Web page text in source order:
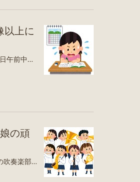
以上に
夏休みが始まって、あっという間に1週間。娘は毎日午前中は吹奏楽部の練習🎵さらに先週の金曜日からは夏期講習もスタート！部活に塾に宿題…。毎日ハードスケジュールを頑張っています💦しかも塾は上のクラスに入れたので、数学がなかなか難しい😅一方で学校の夏休みの課題はというと、小3レベルの計算ドリル。塾ではハイレベルな問題を解いて、学校では小3ドリル…。このギャップ、なんとも言えません😂でも、もし塾に行っていなかったら、この夏は学校の内容だけで終わっていたと思うと、それはそれで心配だったかも…💦そして今、一番頭を抱えているのが学校の宿題。ワーク中心ならまだいいのですが、調べ学習、自由研究、作文、新聞作り、給食メニューの考案とレポートなど、とにかく時間のかかる課題ばかり😭中1とはいえ、まだ一人で全部を進めるのは難しく、結局こちらも付き合うことになります💦それでも少しずつ進んではいて、算数ドリルと英語のワークは終了✨今日は3時間かけて新聞作りも完成！家庭科の給食メニューも終わり、あとは写真を印刷して感想を書くだけになりました😊…とはいえ、まだまだ宿題は山積み。終わる気配が見えず、親の私まで少し滅入り気味です😅そして明日は中学校の三者面談。夏休みが始まってまだ1週間なのに、毎日予定がぎっしりで全然「夏休み」って感じがしません😂部活も塾も宿題も、そして学校行事も。忙しい毎日ですが、一つずつクリアしながら、親子でこの夏を乗り切りたいと思います🍀都シティ 近鉄京都駅（旧：ホテル近鉄京都駅）楽天トラベル都ホテル京都八条楽天トラベル【メーカー希望小売価格15000円→5999円】 松屋 公式 夜食 に最適 ライスバーガー 牛めしバーガーセット (30食入) (30パック) 牛めし 保存食 お取り寄せ おかず セット 冷凍 非常食 米 お米 セール 半額楽天市場【1食239円！単品合計価格14,600円→6,680円！】新春 福袋 2026 松屋ライスバーガー味比べ福袋！ 松屋 公式 ライスバーガー満腹セット 4種28食入り 冷凍食品 保存食 一人暮らし 肉 グルメ 食事 セット 非常食 米 お米楽天市場
の頑
夏休みがスタートしました😊最初の土曜日は、娘の吹奏楽部の演奏会へ行ってきました🎶一生懸命演奏する娘の姿を見て、頑張っているなぁと感心。そして、やっぱり感動しました🥹✨少し残念だったのは、部員の中に毎回欠席してしまう3年生が3人ほどいるようで、今回の演奏会もやはり欠席だったこと💦特にパーカッションは人数が少ないため、ティンパニ担当の子が急きょスネアドラムを担当することになり、ティンパニなしでの演奏に。その影響もあって、少し迫力に欠ける印象になってしまったのが残念でした。コンクールまではあと少し。出席するかどうかわからない3年生を当てにするより、今いる1年生のパーカッションの子たちが演奏できるようにすることは難しいのかな…と、そんなことを考えてしまいました。演奏会には高校も参加していて、さすが高校生！という圧巻の演奏✨いわゆる強豪校なので、演奏も上手なのですが、見せ方も上手で感動しました！定期演奏会に行きたくなりましたさらに社会人団体の演奏も本当に素晴らしく、私も一緒に行った母も最後まで楽しく聴くことができました😊一方で、コンクールは参加校がすべて中学校。しかも同じ課題曲・自由曲を演奏するので、演奏会とはまた違った雰囲気になりそうです。チケットも必要ですし、会場まで電車で行かなければならないので、見に行こうかどうか悩み中です🤔演奏会の後は、娘のお友達とママさんたちと合流して、サイゼリヤでお疲れさま会🍝✨制服のまま飲食店には入れないので、みんな着替えを持参。演奏の感想を話したり、おしゃべりしたり、とても楽しい時間でした♪私は朝早くに娘を会場まで車で送り届け、一度帰宅。その後、歩いて会場へ向かい、半日演奏を聴いて、遅めのランチを食べてから、また歩いて帰宅。さすがにクタクタでした🤣その日は22時過ぎにはベッドへ。夏休み最初の土曜日は、あっという間に終わりました🤭娘も私も、お疲れさまな一日でした✨令和7年産 国内産 ほほえみ米 5kg / 10kg お米 米 送料無料 白米 おいしい ごはん 10キロ 5キロ こめた こめた楽天市場店楽天市場${EVENT_LABEL_01_TEXT}マラソン期間★P5倍※諸条件あり 【本州のみ 送料無料】お中元 ビール 飲み比べ 詰め合わせ 夏ギフト セット アサヒ ATH-3 アサヒビール 5種12缶セット『GIFT』 内祝い 誕生日 プレゼント 御中元 お中元ビール 3000円以下 日付指定可 包装楽天市場${EVENT_LABEL_01_TEXT}【ふるさと納税】2年連続 総合1位 ホタテ 訳あり ( ふるさと納税 ほたて ふるさと納税 訳あり 帆立 ふるさと わけあり ホタテ貝柱 貝 人気 不揃い 刺身 規格外 魚介 ランキング 海鮮 貝柱 冷凍 発送時期が選べる 北海道 別海町 )（クラウドファンディング対象）楽天市場${EVENT_LABEL_01_TEXT}【ふるさと納税】＼総合1位／ 高評価 4.70 サーモン エンペラーサーモン 900g アトランティック 800g/1.6kg 小分け 訳あり ふるさと納税 刺身 ふるさと 納税 鮭 冷凍 さけ サケ 海鮮 魚 生食サーモン 人気 ランキング 多数入賞 ふるさと納税 北海道 白糠町楽天市場${EVENT_LABEL_01_TEXT}【4,620円→2,771円 +エントリーでP5倍】 【40%OFF SALE】お中元 夏ギフト スイーツ カルピス ジュース ゼリー 常温 すこやかカルピス＆ゼリーギフト 型番:SKB-40 御中元 中元 2026 送料無料 夏 贈答用 詰め合わせ お取り寄せ 中元ギフト 人気 高級 上司 友人 親戚 家族楽天市場${EVENT_LABEL_01_TEXT}お中元 夏ギフト ジュース 【楽天1位】”たっぷり22本入りウェルチギフト ” 19%OFF ドリンク詰め合わせ ウェルチ 100％ 果汁ギフトセット Welch's WS30T / 飲み物 子供 ファミリー フルーツジュース gws 送料無料楽天市場${EVENT_LABEL_01_TEXT}お中元ギフト ワッフル ケーキ 10個 | お菓子 洋菓子 詰め合わせ ギフト 個包装 お中元 御中元 ワッフルケーキ スイーツ 冷凍 お取り寄せスイーツ 女性 彼女 妻 お中元スウィーツ 誕生日プレゼント ワッフルサンド かわいい おしゃれ 手土産 お礼 3000円 送料無料楽天市場${EVENT_LABEL_01_TEXT}【5,160円→2,992円 +エントリーで最大P9倍】 【42%OFF SALE】お中元 夏ギフト スイーツ お菓子 ゼリー 常温 京都ラ・バンヴェント フルーツゼリー＆焼菓子詰合せ 型番:LBD-45P 御中元 中元 2026 送料無料 夏 贈答用 詰め合わせ お取り寄せ 中元ギフト 人気 高級 上司 友人楽天市場${EVENT_LABEL_01_TEXT}お中元 ギフト 2026 銀座千疋屋 銀座プレミアムアイス＆ソルベ 10種10個入 夏 御中元 詰め合わせ フルーツ 老舗 高級 冷凍楽天市場${EVENT_LABEL_01_TEXT}